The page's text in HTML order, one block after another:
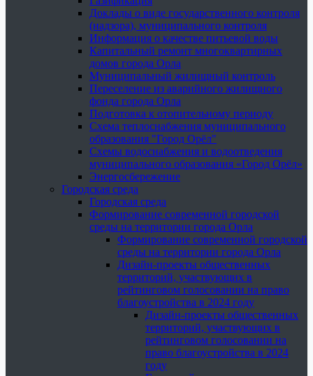
Доклады о виде государственного контроля
(надзора), муниципального контроля
Информация о качестве питьевой воды
Капитальный ремонт многоквартирных
домов города Орла
Муниципальный жилищный контроль
Переселение из аварийного жилищного
фонда города Орла
Подготовка к отопительному периоду
Схема теплоснабжения муниципального
образования "Город Орёл"
Схемы водоснабжения и водоотведения
муниципального образования «Город Орёл»
Энергосбережение
Городская среда
Городская среда
Формирование современной городской
среды на территории города Орла
Формирование современной городской
среды на территории города Орла
Дизайн-проекты общественных
территорий, участвующих в
рейтинговом голосовании на право
благоустройства в 2024 году
Дизайн-проекты общественных
территорий, участвующих в
рейтинговом голосовании на
право благоустройства в 2024
году